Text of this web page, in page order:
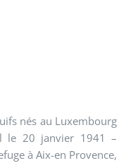
nés au Luxembourg
le 20 janvier 1941 –
à Aix-en Provence,